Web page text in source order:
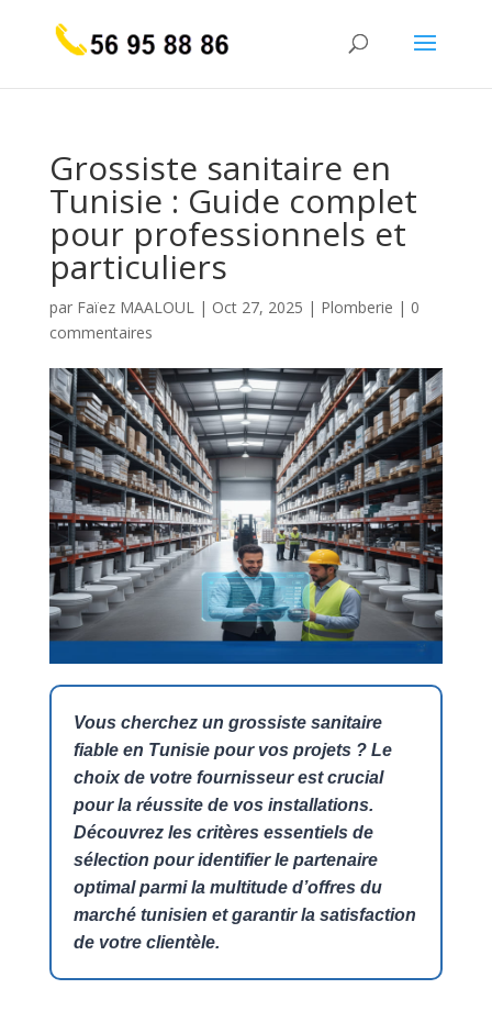
Grossiste sanitaire en
Tunisie : Guide complet
pour professionnels et
particuliers
par Faïez MAALOUL| Oct 27, 2025 | Plomberie | 0
commentaires
Vous cherchez un grossiste sanitaire
fiable en Tunisie pour vos projets ? Le
choix de votre fournisseur est crucial
pour la réussite de vos installations.
Découvrez les critères essentiels de
sélection pour identifier le partenaire
optimal parmi la multitude d’offres du
marché tunisien et garantir la satisfaction
de votre clientèle.